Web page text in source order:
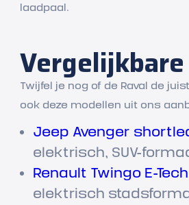
laadpaal.
Vergelijkbare
Twijfel je nog of de Raval de
ook deze modellen uit ons
Jeep Avenger
elektrisch, SUV-
Renault Twingo E-
elektrisch